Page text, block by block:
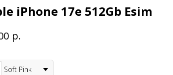
iPhone 17e 512Gb Esim
р.
Soft Pink